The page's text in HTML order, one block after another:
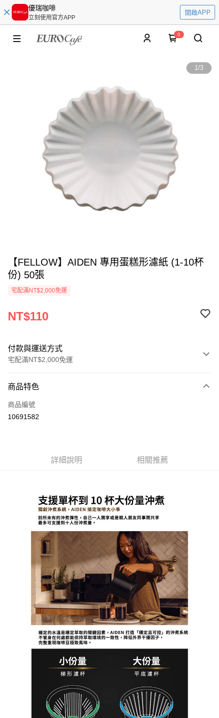
優瑞咖啡
立刻使用官方APP
開啟APP
0
1/3
【FELLOW】AIDEN 專用蛋糕形濾紙 (1-10杯
份) 50張
宅配滿NT$2,000免運
NT$110
付款與運送方式
宅配滿NT$2,000免運
信用卡一次付款
ATM付款
每筆NT$150，滿NT$2,000(含以上)免運費
商品特色
商品編號
10691582
詳細說明 相關推薦